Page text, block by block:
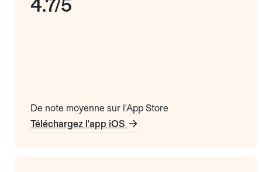
4.7/5
De note moyenne sur l'App Store
Téléchargez l'app iOS